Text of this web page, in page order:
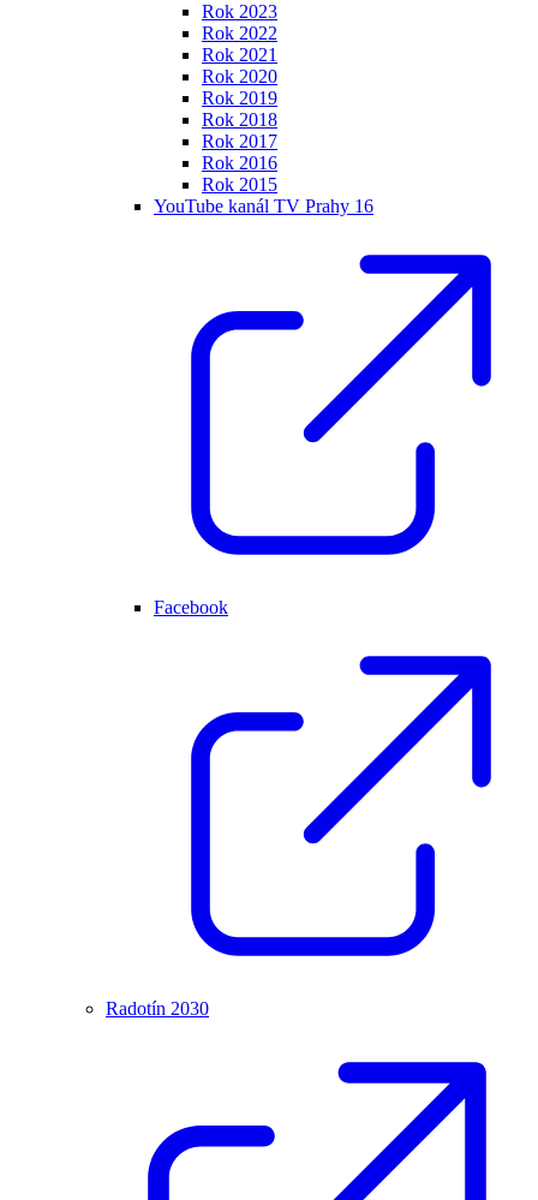
Rok 2023
Rok 2022
Rok 2021
Rok 2020
Rok 2019
Rok 2018
Rok 2017
Rok 2016
Rok 2015
YouTube kanál TV Prahy 16
Facebook
Radotín 2030